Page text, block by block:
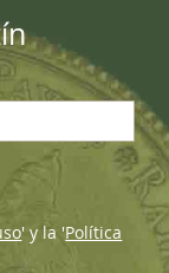
' y la 'Política